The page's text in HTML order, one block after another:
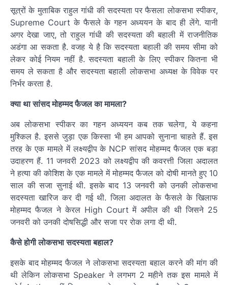
सूत्रों के मुताबिक राहुल गांधी की सदस्यता पर फैसला लोकसभा स्पीकर,
Supreme Court के फैसले के गहन अध्ययन के बाद ही लेंगे. यानी
अगर देखा जाए, तो राहुल गांधी की सदस्यता की बहाली में राजनीतिक
अडंगा आ सकता है. वजह ये है कि सदस्यता बहाली की समय सीमा को
लेकर कोई नियम नहीं है. सदस्यता बहाली के लिए स्पीकर कितना भी
समय ले सकता है और सदस्यता बहाली लोकसभा अध्यक्ष के विवेक पर
निर्भर करता है.
क्या था सांसद मोहम्मद फैजल का मामला?
अब लोकसभा स्पीकर का गहन अध्ययन कब तक चलेगा, ये कहना
मुश्किल है. इससे जुड़ा एक किस्सा भी हम आपको सुनाना चाहते हैं. इस
तरह के एक मामले में लक्ष्यद्वीप के NCP सांसद मोहम्मद फैजल एक बड़ा
उदाहरण हैं. 11 जनवरी 2023 को लक्ष्यद्वीप की कवरत्ती जिला अदालत
ने हत्या की कोशिश के एक मामले में मोहम्मद फैजल को दोषी मानते हुए 10
साल की सजा सुनाई थी. इसके बाद 13 जनवरी को उनकी लोकसभा
सदस्यता खारिज कर दी गई थी. जिला अदालत के फैसले के खिलाफ
मोहम्मद फैजल ने केरल High Court में अपील की थी जिसने 25
जनवरी को उनकी दोषसिद्धी और सजा पर रोक लगा दी थी.
कैसे होगी लोकसभा सदस्यता बहाल?
इसके बाद मोहम्मद फैजल ने लोकसभा सदस्यता बहाल करने की मांग की
थी लेकिन लोकसभा Speaker ने लगभग 2 महीने तक इस मामले में